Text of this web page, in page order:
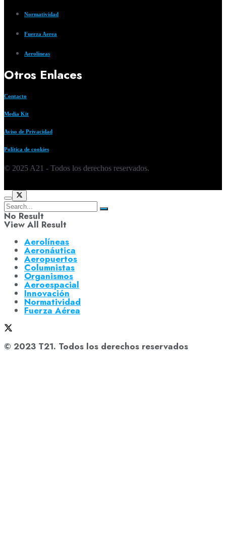
Normatividad
Fuerza Aerea
Aerolíneas
Otros Enlaces
Contacto
Media Kit
Aviso de Privacidad
Política de cookies
© 2025 A21 - Todos los derechos reservados.
No Result
View All Result
Aerolíneas
Aeronáutica
Aeropuertos
Columnistas
Organismos
Aeroespacial
Innovación
Normatividad
Fuerza Aérea
© 2023 T21. Todos los derechos reservados